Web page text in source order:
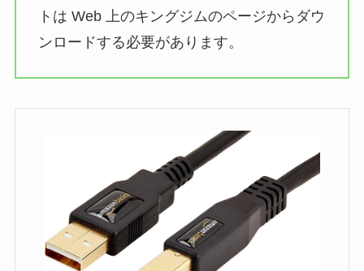
トは Web 上のキングジムのページからダウ
ンロードする必要があります。